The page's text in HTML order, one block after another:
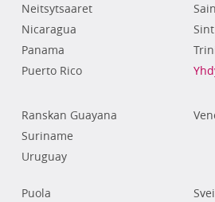
Neitsytsaaret
Nicaragua
Panama
Puerto Rico
Ranskan Guayana
Suriname
Uruguay
Puola